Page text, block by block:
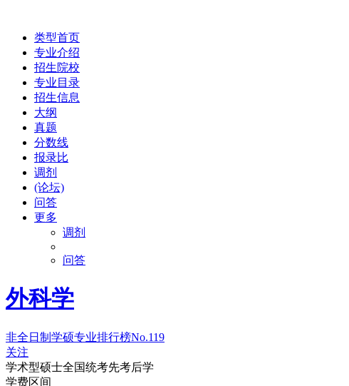
类型首页
专业介绍
招生院校
专业目录
招生信息
大纲
真题
分数线
报录比
调剂
(论坛)
问答
更多
调剂
问答
外科学
非全日制学硕专业排行榜No.119
关注
学术型硕士全国统考先考后学
学费区间